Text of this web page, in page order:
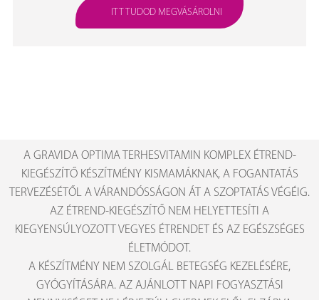
ITT TUDOD MEGVÁSÁROLNI
A GRAVIDA OPTIMA TERHESVITAMIN KOMPLEX ÉTREND-
KIEGÉSZÍTŐ KÉSZÍTMÉNY KISMAMÁKNAK, A FOGANTATÁS
TERVEZÉSÉTŐL A VÁRANDÓSSÁGON ÁT A SZOPTATÁS VÉGÉIG.
AZ ÉTREND-KIEGÉSZÍTŐ NEM HELYETTESÍTI A
KIEGYENSÚLYOZOTT VEGYES ÉTRENDET ÉS AZ EGÉSZSÉGES
ÉLETMÓDOT.
A KÉSZÍTMÉNY NEM SZOLGÁL BETEGSÉG KEZELÉSÉRE,
GYÓGYÍTÁSÁRA. AZ AJÁNLOTT NAPI FOGYASZTÁSI